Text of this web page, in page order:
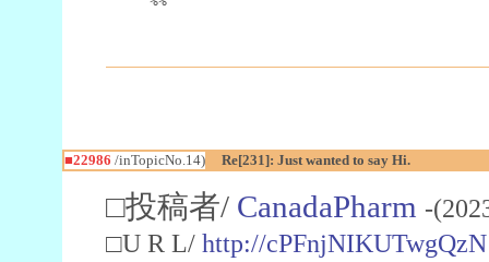
■22986 /inTopicNo.14) Re[231]: Just wanted to say Hi.
□投稿者/ CanadaPharm -
□U R L/ http://cPFnjNIKUTwgQzN